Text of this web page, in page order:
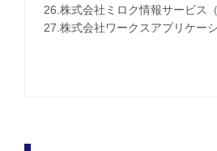
26.株式会社ミロク情報サービス
27.株式会社ワークスアプリケー